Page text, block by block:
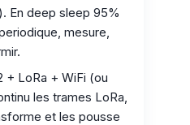
En deep sleep 95%
mesure,
+ LoRa + WiFi (ou
les trames LoRa,
et les pousse